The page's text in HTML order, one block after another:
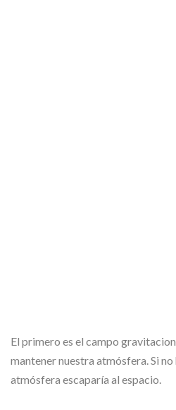
El primero es el campo
mantener nuestra atmósfera. Si
atmósfera escaparía al espacio.